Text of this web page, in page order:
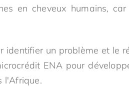
en cheveux humains,
identifier un problème et le
ENA pour
l'Afrique.